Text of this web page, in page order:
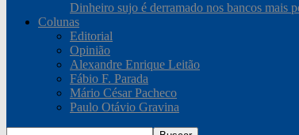
Dinheiro sujo é derramado nos bancos mais
Colunas
Editorial
Opinião
Alexandre Enrique Leitão
Fábio F. Parada
Mário César Pacheco
Paulo Otávio Gravina